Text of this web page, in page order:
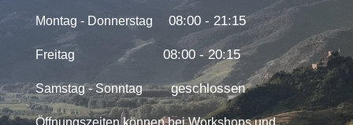
Montag - Donnerstag 08:00 - 21:15
Freitag 08:00 - 20:15
Samstag - Sonntaggeschlossen